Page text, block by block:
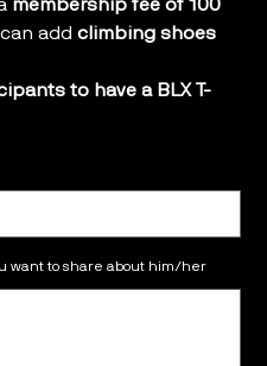
membership fee of 100
can addclimbing shoes
to have a BLX T-
want to share about him/her